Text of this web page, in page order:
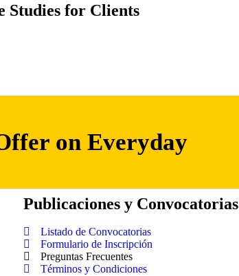
Studies for Clients
on Everyday
Publicaciones y Convocatorias
Listado de Convocatorias
Formulario de Inscripción
Preguntas Frecuentes
Términos y Condiciones